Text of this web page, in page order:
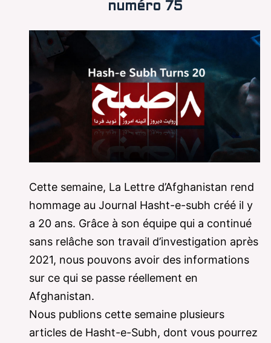
numéro 75
Cette semaine, La Lettre d’Afghanistan rend
hommage au Journal Hasht-e-subh créé il y
a 20 ans. Grâce à son équipe qui a continué
sans relâche son travail d’investigation après
2021, nous pouvons avoir des informations
sur ce qui se passe réellement en
Afghanistan.
Nous publions cette semaine plusieurs
articles de Hasht-e-Subh, dont vous pourrez